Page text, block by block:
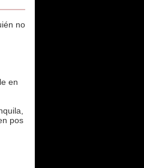
no
en
pos